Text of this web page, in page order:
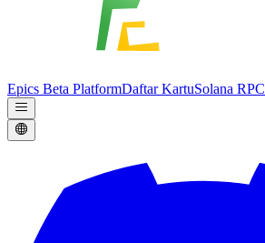
Epics Beta PlatformDaftar KartuSolana RPC